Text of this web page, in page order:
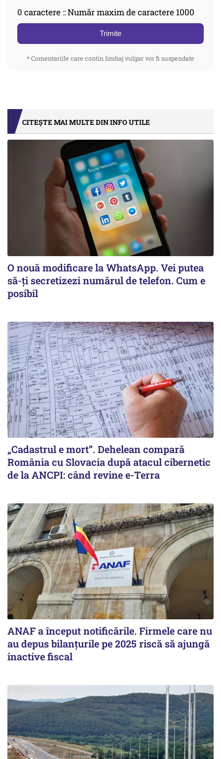
0 caractere :: Număr maxim de caractere 1000
Trimite
* Comentariile care contin limbaj vulgar vor fi suspendate
CITEȘTE MAI MULTE DIN INFO UTILE
O nouă modificare la WhatsApp. Vei putea
să-ți secretizezi numărul de telefon. Cum e
posibil
„Cadastrul e mort”. Dehelean compară
România cu Slovacia după atacul cibernetic
de la ANCPI: când revine e-Terra
ANAF a început notificările. Firmele care nu
au depus bilanțurile pe 2025 riscă să ajungă
inactive fiscal